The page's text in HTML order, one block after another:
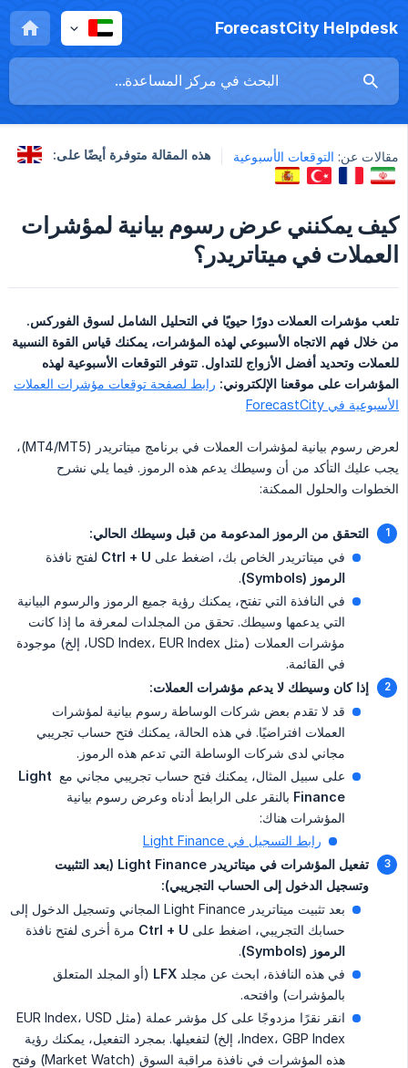
ForecastCity Helpdesk
مقالات عن: التوقعات الأسبوعية هذه المقالة متوفرة أيضًا على:
كيف يمكنني عرض رسوم بيانية لمؤشرات
العملات في ميتاتريدر؟
المؤشرات على موقعنا الإلكتروني: رابط لصفحة توقعات مؤشرات العملات
الأسبوعية في ForecastCity
لعرض رسوم بيانية لمؤشرات العملات في برنامج ميتاتريدر (MT4/MT5)،
يجب عليك التأكد من أن وسيطك يدعم هذه الرموز. فيما يلي نشرح
الخطوات والحلول الممكنة:
التحقق من الرموز المدعومة من قبل وسيطك الحالي:
في ميتاتريدر الخاص بك، اضغط على Ctrl + U لفتح نافذة
الرموز (Symbols)
.
في النافذة التي تفتح، يمكنك رؤية جميع الرموز والرسوم البيانية
التي يدعمها وسيطك. تحقق من المجلدات لمعرفة ما إذا كانت
مؤشرات العملات (مثل USD Index، EUR Index، إلخ) موجودة
في القائمة.
إذا كان وسيطك لا يدعم مؤشرات العملات:
قد لا تقدم بعض شركات الوساطة رسوم بيانية لمؤشرات
العملات افتراضيًا. في هذه الحالة، يمكنك فتح حساب تجريبي
مجاني لدى شركات الوساطة التي تدعم هذه الرموز.
على سبيل المثال، يمكنك فتح حساب تجريبي مجاني مع Light
Finance بالنقر على الرابط أدناه وعرض رسوم بيانية
المؤشرات هناك:
رابط التسجيل في Light Finance
وتسجيل الدخول إلى الحساب التجريبي):
بعد تثبيت ميتاتريدر Light Finance المجاني وتسجيل الدخول إلى
حسابك التجريبي، اضغط على Ctrl + U مرة أخرى لفتح نافذة
الرموز (Symbols)
.
في هذه النافذة، ابحث عن مجلد LFX (أو المجلد المتعلق
بالمؤشرات) وافتحه.
انقر نقرًا مزدوجًا على كل مؤشر عملة (مثل EUR Index، USD
Index، GBP Index، إلخ) لتفعيلها. بمجرد التفعيل، يمكنك رؤية
هذه المؤشرات في نافذة مراقبة السوق (Market Watch) وفتح